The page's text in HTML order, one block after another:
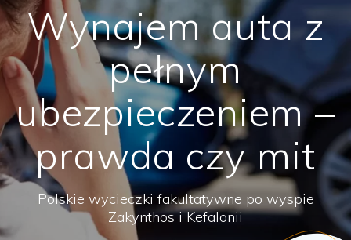
Wynajem auta z
pełnym
ubezpieczeniem –
prawda czy mit
Polskie wycieczki fakultatywne po wyspie
Zakynthos i Kefalonii